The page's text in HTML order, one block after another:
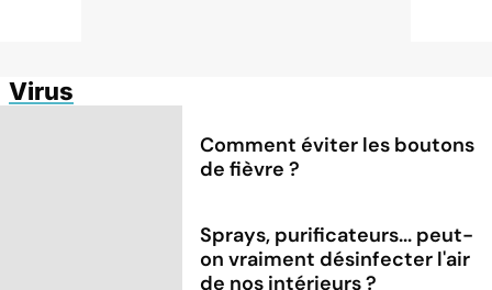
Virus
Comment éviter les boutons
de fièvre ?
Sprays, purificateurs... peut-
on vraiment désinfecter l'air
de nos intérieurs ?